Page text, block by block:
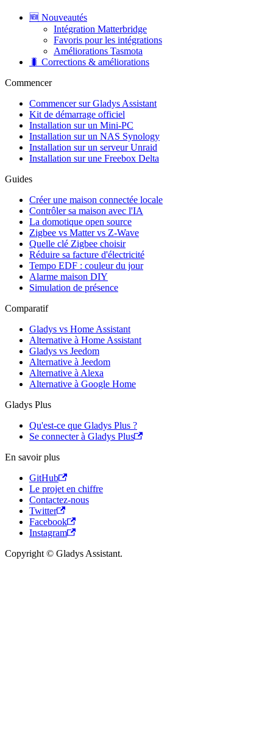
🆕 Nouveautés
Intégration Matterbridge
Favoris pour les intégrations
Améliorations Tasmota
🐛 Corrections & améliorations
Commencer
Commencer sur Gladys Assistant
Kit de démarrage officiel
Installation sur un Mini-PC
Installation sur un NAS Synology
Installation sur un serveur Unraid
Installation sur une Freebox Delta
Guides
Créer une maison connectée locale
Contrôler sa maison avec l'IA
La domotique open source
Zigbee vs Matter vs Z-Wave
Quelle clé Zigbee choisir
Réduire sa facture d'électricité
Tempo EDF : couleur du jour
Alarme maison DIY
Simulation de présence
Comparatif
Gladys vs Home Assistant
Alternative à Home Assistant
Gladys vs Jeedom
Alternative à Jeedom
Alternative à Alexa
Alternative à Google Home
Gladys Plus
Qu'est-ce que Gladys Plus ?
Se connecter à Gladys Plus
En savoir plus
GitHub
Le projet en chiffre
Contactez-nous
Twitter
Facebook
Instagram
Copyright © Gladys Assistant.